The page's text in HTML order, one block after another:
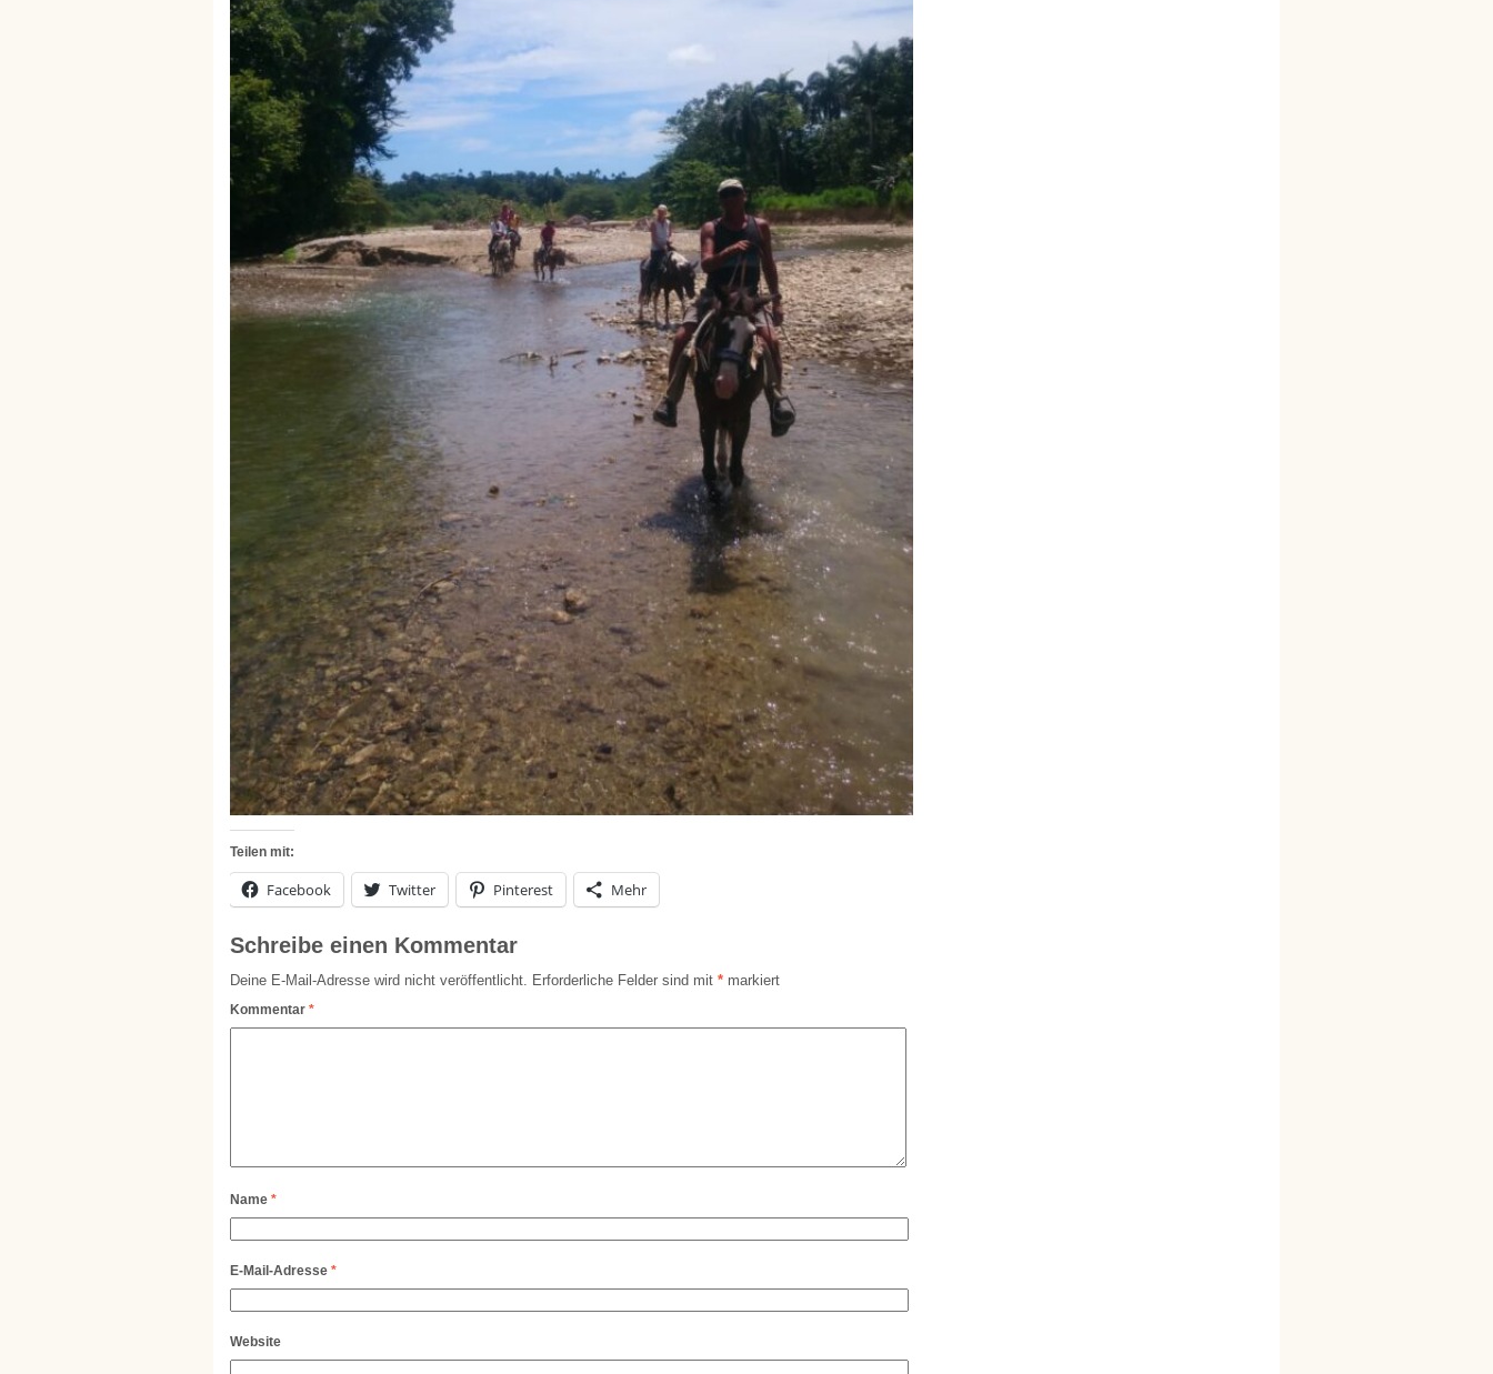
Teilen mit:
Facebook Twitter Pinterest Mehr
Schreibe einen Kommentar
Deine E-Mail-Adresse wird nicht veröffentlicht. Erforderliche Felder sind mit * markiert
Kommentar *
Name *
E-Mail-Adresse *
Website